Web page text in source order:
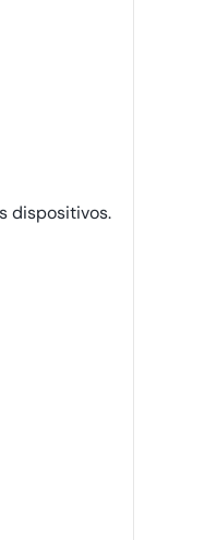
dispositivos.